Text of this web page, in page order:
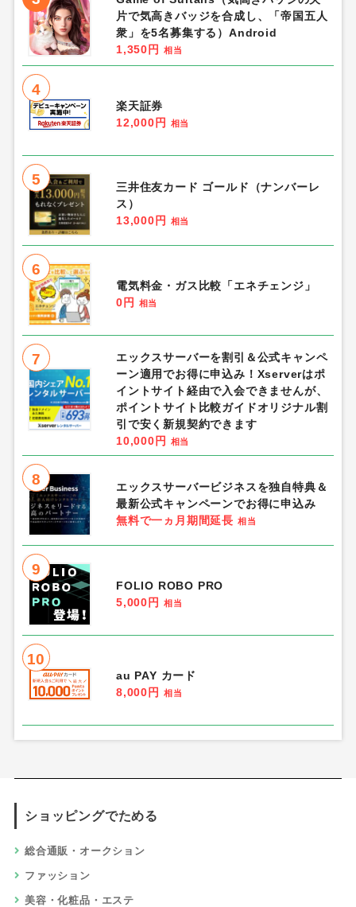
片で気高きバッジを合成し、「帝国五人
衆」を5名募集する）Android
1,350円
相当
4
楽天証券
12,000円
相当
5
三井住友カード ゴールド（ナンバーレ
ス）
13,000円
相当
6
電気料金・ガス比較「エネチェンジ」
0円
相当
7
エックスサーバーを割引＆公式キャンペ
ーン適用でお得に申込み！Xserverはポ
イントサイト経由で入会できませんが、
ポイントサイト比較ガイドオリジナル割
引で安く新規契約できます
10,000円
相当
8
エックスサーバービジネスを独自特典＆
最新公式キャンペーンでお得に申込み
無料で一ヵ月期間延長 相当
9
FOLIO ROBO PRO
5,000円
相当
10
au PAY カード
8,000円
相当
ショッピングでためる
総合通販・オークション
ファッション
美容・化粧品・エステ